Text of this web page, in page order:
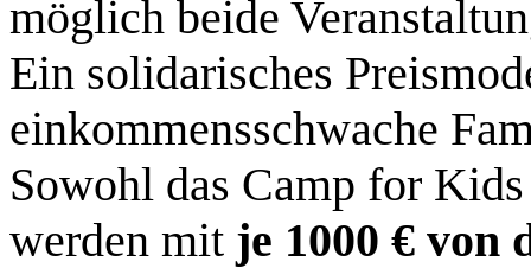
möglich beide
Ein solidarisches
einkommensschwache
Sowohl das Camp for
werden mit je 1000 € von